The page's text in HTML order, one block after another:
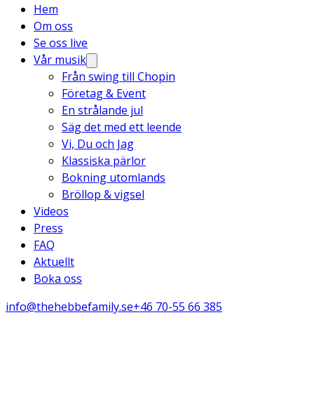
Hem
Om oss
Se oss live
Vår musik
Från swing till Chopin
Företag & Event
En strålande jul
Säg det med ett leende
Vi, Du och Jag
Klassiska pärlor
Bokning utomlands
Bröllop & vigsel
Videos
Press
FAQ
Aktuellt
Boka oss
info@thehebbefamily.se+46 70-55 66 385